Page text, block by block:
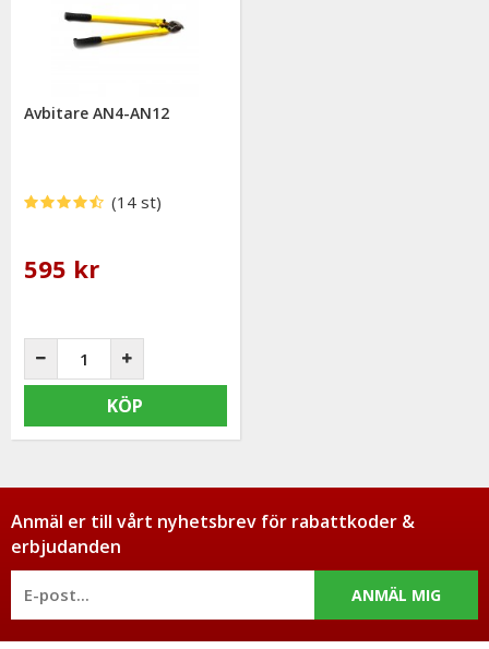
Avbitare AN4-AN12
(14 st)
595 kr
KÖP
Anmäl er till vårt nyhetsbrev för rabattkoder &
erbjudanden
ANMÄL MIG